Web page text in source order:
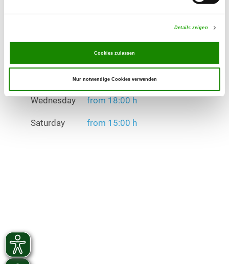
Details zeigen
Cookies zulassen
Nur notwendige Cookies verwenden
Wednesday from 18:00 h
Saturday from 15:00 h
Exercise times in winter:
Wednesday from 18:00 h
Saturday from 15:00 h